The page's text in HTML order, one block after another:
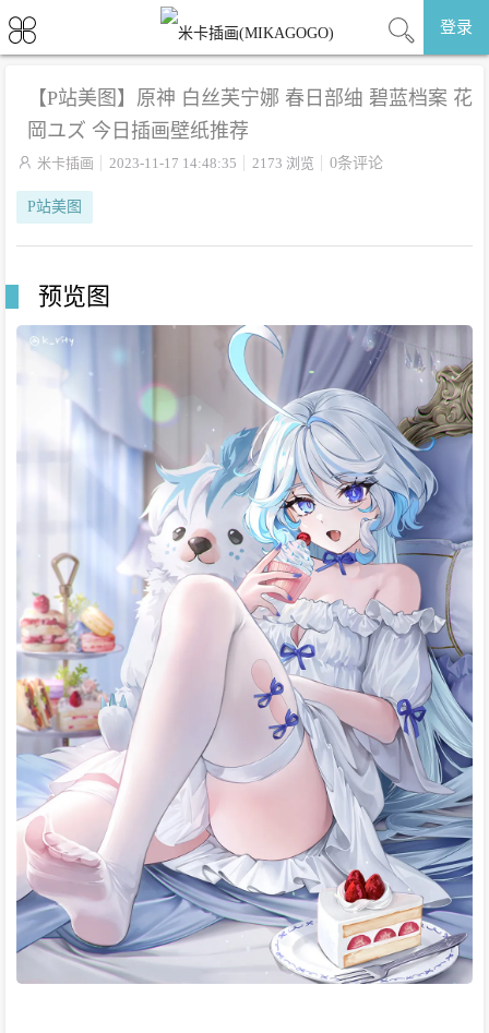
登录
【P站美图】原神 白丝芙宁娜 春日部䌷 碧蓝档案 花
岡ユズ 今日插画壁纸推荐
 米卡插画 2023-11-17 14:48:35 2173 浏览 0条评论
P站美图
预览图